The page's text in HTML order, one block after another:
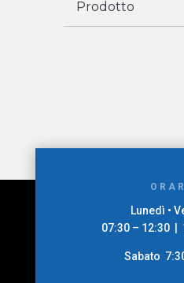
Lunedì •
07:30 – 12:30 |
Sabato